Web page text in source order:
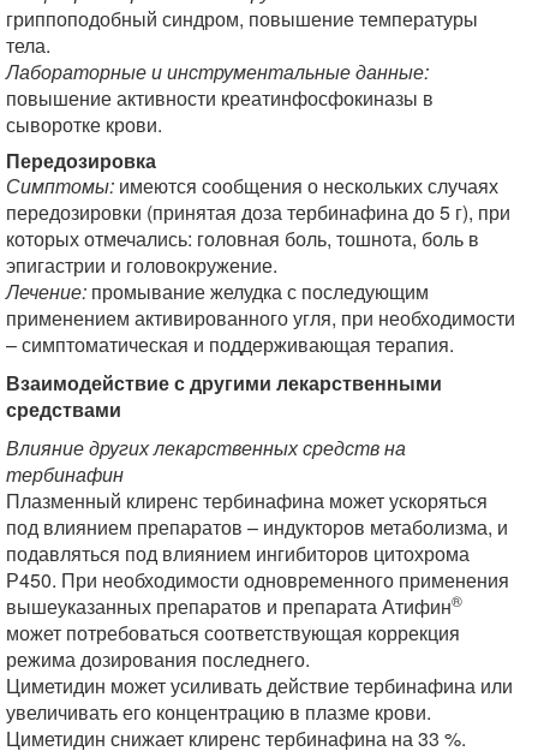
гриппоподобный синдром, повышение температуры
тела.
Лабораторные и инструментальные данные:
повышение активности креатинфосфокиназы в
сыворотке крови.
Передозировка
Симптомы: имеются сообщения о нескольких случаях
передозировки (принятая доза тербинафина до 5 г), при
которых отмечались: головная боль, тошнота, боль в
эпигастрии и головокружение.
Лечение: промывание желудка с последующим
применением активированного угля, при необходимости
– симптоматическая и поддерживающая терапия.
Взаимодействие с другими лекарственными
средствами
Влияние других лекарственных средств на
тербинафин
Плазменный клиренс тербинафина может ускоряться
под влиянием препаратов – индукторов метаболизма, и
подавляться под влиянием ингибиторов цитохрома
Р450. При необходимости одновременного применения
вышеуказанных препаратов и препарата Атифин®
может потребоваться соответствующая коррекция
режима дозирования последнего.
Циметидин может усиливать действие тербинафина или
увеличивать его концентрацию в плазме крови.
Циметидин снижает клиренс тербинафина на 33 %.